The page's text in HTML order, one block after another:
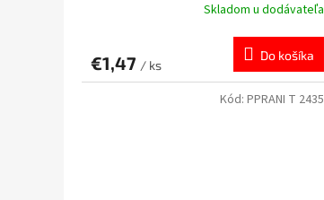
Skladom u dodávateľa
€1,47 / ks
Do košíka
Kód: PPRANI T 2435